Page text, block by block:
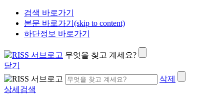
검색 바로가기
본문 바로가기(skip to content)
하단정보 바로가기
무엇을 찾고 계세요?
닫기
삭제
상세검색